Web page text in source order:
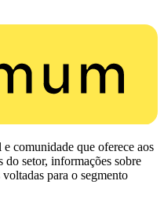
comunidade que oferece aos
setor, informações sobre
para o segmento